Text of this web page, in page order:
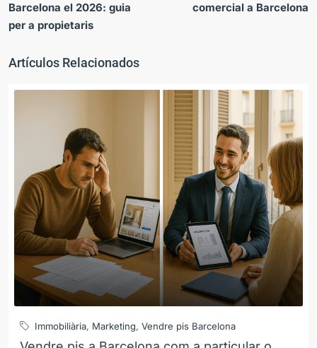
Barcelona el 2026: guia
per a propietaris
comercial a Barcelona
Artículos Relacionados
Immobiliària, Marketing, Vendre pis Barcelona